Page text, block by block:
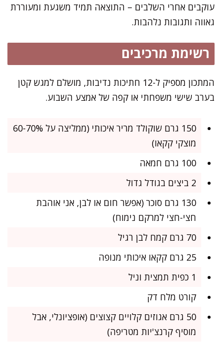
עוקבים אחרי השלבים – התוצאה תמיד משגעת ומעוררת
גאווה ותגובות נלהבות.
רשימת מרכיבים
המתכון מספיק ל-12 חתיכות נדיבות, מושלם למגש קטן
בערב שישי משפחתי או קפה של אמצע השבוע.
150 גרם שוקולד מריר איכותי (ממליצה על 60-70%
מוצקי קקאו)
100 גרם חמאה
2 ביצים בגודל גדול
130 גרם סוכר (אפשר חום או לבן, אני אוהבת
חצי-חצי למרקם נימוח)
70 גרם קמח לבן רגיל
25 גרם קקאו איכותי מנופה
1 כפית תמצית וניל
קורט מלח דק
50 גרם אגוזים קלויים קצוצים (אופציונלי, אבל
מוסיף קרנצ'יות מטריפה)